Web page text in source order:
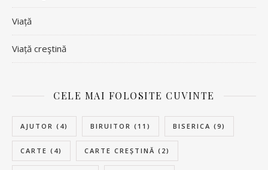
Viață
Viață creştină
CELE MAI FOLOSITE CUVINTE
AJUTOR (4) BIRUITOR (11) BISERICA (9)
CARTE (4) CARTE CREȘTINĂ (2)